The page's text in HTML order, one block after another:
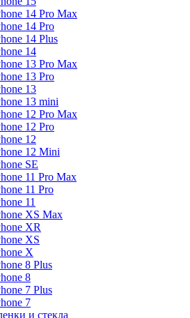
14 Pro Max
14 Pro
14 Plus
14
13 Pro Max
13 Pro
13
13 mini
12 Pro Max
12 Pro
12
12 Mini
SE
11 Pro Max
11 Pro
11
XS Max
XR
XS
X
8 Plus
8
7 Plus
7
и стекла